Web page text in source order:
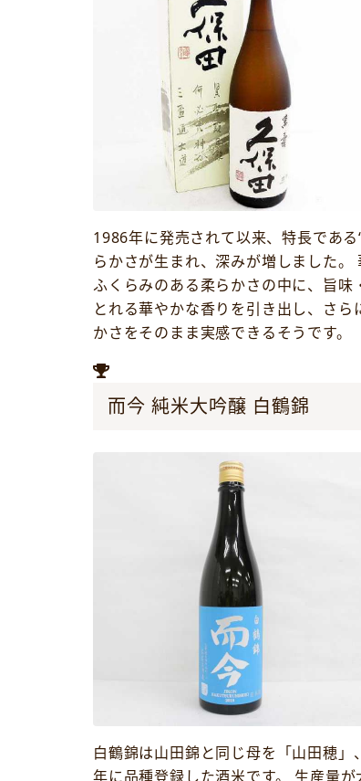
1986年に発売されて以来、特長であ
らかさが生まれ、深みが増しました
ふくらみのある柔らかさの中に、旨
とれる華やかな香りを引き出し、さ
かさをそのまま実感できるそうです。
而今 純米大吟醸 白鶴錦
白鶴錦は山田錦と同じ母を「山田穂
年に品種登録した酒米です。 生産量